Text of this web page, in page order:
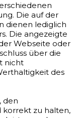
Die auf der
dienen lediglich
Die angezeigte
Webseite oder
über die
nicht
des
den
zu halten,